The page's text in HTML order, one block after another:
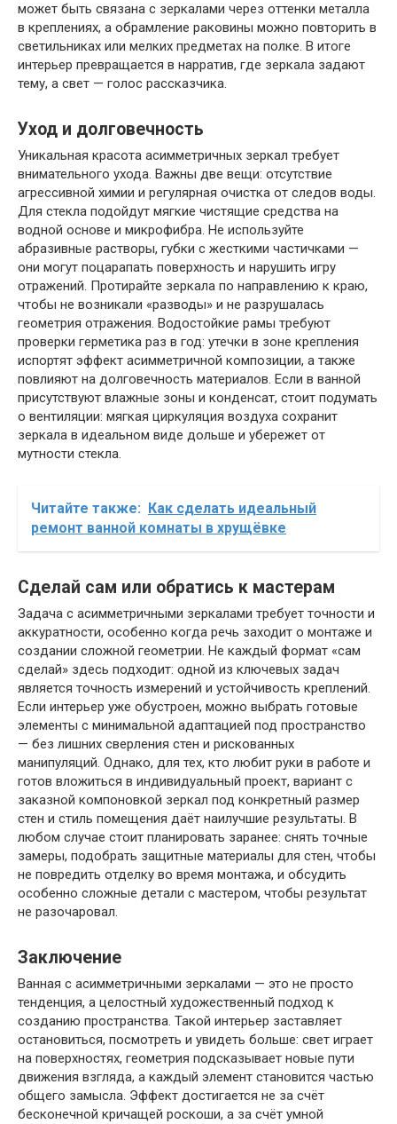
может быть связана с зеркалами через оттенки металла
в креплениях, а обрамление раковины можно повторить в
светильниках или мелких предметах на полке. В итоге
интерьер превращается в нарратив, где зеркала задают
тему, а свет — голос рассказчика.
Уход и долговечность
Уникальная красота асимметричных зеркал требует
внимательного ухода. Важны две вещи: отсутствие
агрессивной химии и регулярная очистка от следов воды.
Для стекла подойдут мягкие чистящие средства на
водной основе и микрофибра. Не используйте
абразивные растворы, губки с жесткими частичками —
они могут поцарапать поверхность и нарушить игру
отражений. Протирайте зеркала по направлению к краю,
чтобы не возникали «разводы» и не разрушалась
геометрия отражения. Водостойкие рамы требуют
проверки герметика раз в год: утечки в зоне крепления
испортят эффект асимметричной композиции, а также
повлияют на долговечность материалов. Если в ванной
присутствуют влажные зоны и конденсат, стоит подумать
о вентиляции: мягкая циркуляция воздуха сохранит
зеркала в идеальном виде дольше и убережет от
мутности стекла.
Читайте также:
Как сделать идеальный
ремонт ванной комнаты в хрущёвке
Сделай сам или обратись к мастерам
Задача с асимметричными зеркалами требует точности и
аккуратности, особенно когда речь заходит о монтаже и
создании сложной геометрии. Не каждый формат «сам
сделай» здесь подходит: одной из ключевых задач
является точность измерений и устойчивость креплений.
Если интерьер уже обустроен, можно выбрать готовые
элементы с минимальной адаптацией под пространство
— без лишних сверления стен и рискованных
манипуляций. Однако, для тех, кто любит руки в работе и
готов вложиться в индивидуальный проект, вариант с
заказной компоновкой зеркал под конкретный размер
стен и стиль помещения даёт наилучшие результаты. В
любом случае стоит планировать заранее: снять точные
замеры, подобрать защитные материалы для стен, чтобы
не повредить отделку во время монтажа, и обсудить
особенно сложные детали с мастером, чтобы результат
не разочаровал.
Заключение
Ванная с асимметричными зеркалами — это не просто
тенденция, а целостный художественный подход к
созданию пространства. Такой интерьер заставляет
остановиться, посмотреть и увидеть больше: свет играет
на поверхностях, геометрия подсказывает новые пути
движения взгляда, а каждый элемент становится частью
общего замысла. Эффект достигается не за счёт
бесконечной кричащей роскоши, а за счёт умной